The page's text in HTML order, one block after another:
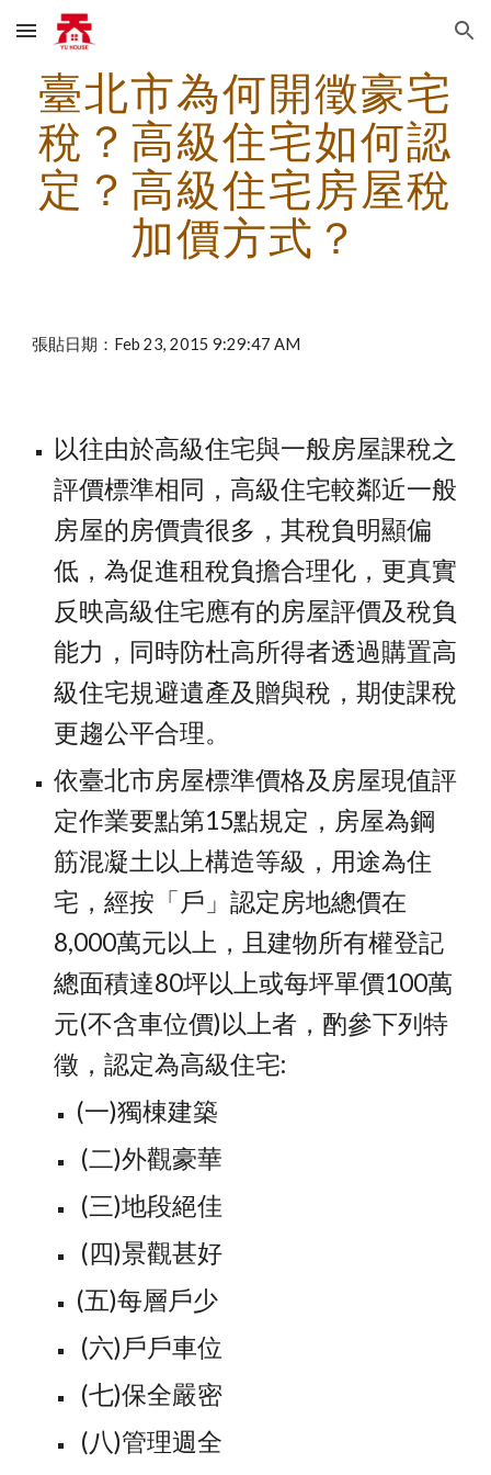
Skip to main content Skip to navigation
臺北市為何開徵豪宅
稅？高級住宅如何認
定？高級住宅房屋稅
加價方式？
張貼日期：Feb 23, 2015 9:29:47 AM
以往由於高級住宅與一般房屋課稅之
評價標準相同，高級住宅較鄰近一般
房屋的房價貴很多，其稅負明顯偏
低，為促進租稅負擔合理化，更真實
反映高級住宅應有的房屋評價及稅負
能力，同時防杜高所得者透過購置高
級住宅規避遺產及贈與稅，期使課稅
更趨公平合理。
依臺北市房屋標準價格及房屋現值評
定作業要點第15點規定，房屋為鋼
筋混凝土以上構造等級，用途為住
宅，經按「戶」認定房地總價在
8,000萬元以上，且建物所有權登記
總面積達80坪以上或每坪單價100萬
元(不含車位價)以上者，酌參下列特
徵，認定為高級住宅:
(一)獨棟建築
(二)外觀豪華
(三)地段絕佳
(四)景觀甚好
(五)每層戶少
(六)戶戶車位
(七)保全嚴密
(八)管理週全